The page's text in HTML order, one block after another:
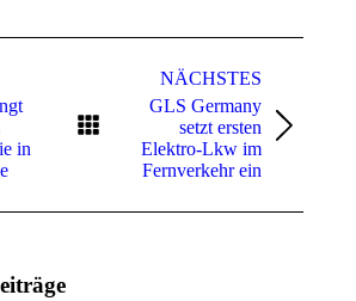
in
NÄCHSTES
Nächster
Beitrag:
GLS Germany
setzt ersten
Elektro-Lkw im
Fernverkehr ein